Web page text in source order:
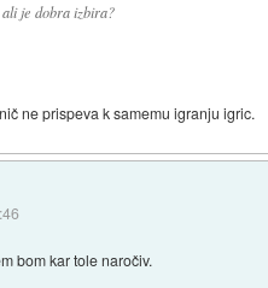
je dobra izbira?
ne prispeva k samemu igranju igric.
bom kar tole naročiv.